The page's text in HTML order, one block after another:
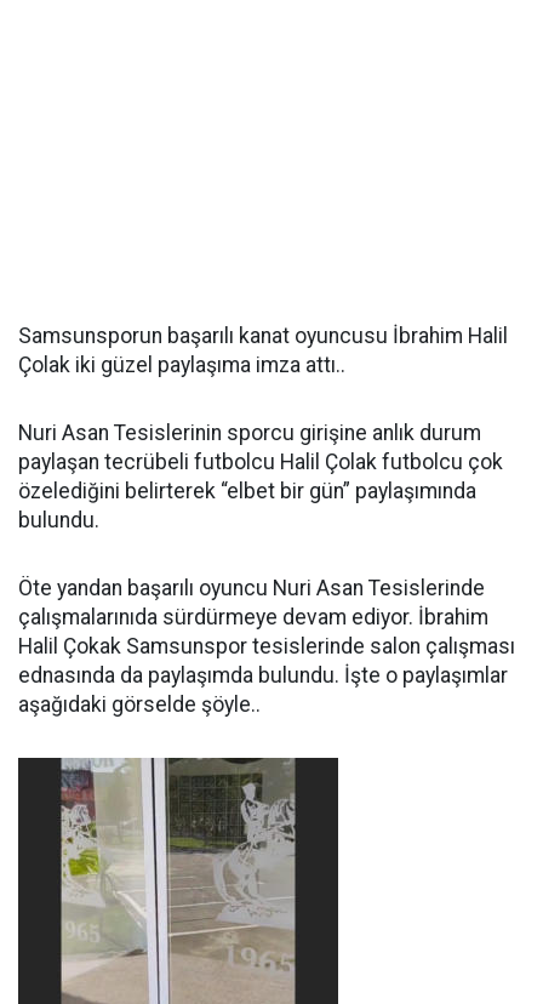
Samsunsporun başarılı kanat oyuncusu İbrahim Halil
Çolak iki güzel paylaşıma imza attı..
Nuri Asan Tesislerinin sporcu girişine anlık durum
paylaşan tecrübeli futbolcu Halil Çolak futbolcu çok
özelediğini belirterek “elbet bir gün” paylaşımında
bulundu.
Öte yandan başarılı oyuncu Nuri Asan Tesislerinde
çalışmalarınıda sürdürmeye devam ediyor. İbrahim
Halil Çokak Samsunspor tesislerinde salon çalışması
ednasında da paylaşımda bulundu. İşte o paylaşımlar
aşağıdaki görselde şöyle..